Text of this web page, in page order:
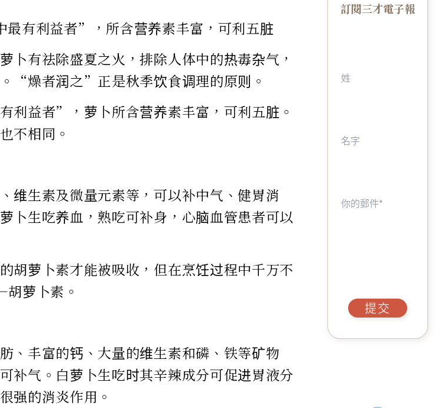
有利益者”，所含营养素丰富，可利五脏
卜有祛除盛夏之火，排除人体中的热毒杂气，
“燥者润之”正是秋季饮食调理的原则。
利益者”，萝卜所含营养素丰富，可利五脏。
不相同。
维生素及微量元素等，可以补中气、健胃消
卜生吃养血，熟吃可补身，心脑血管患者可以
胡萝卜素才能被吸收，但在烹饪过程中千万不
萝卜素。
、丰富的钙、大量的维生素和磷、铁等矿物
补气。白萝卜生吃时其辛辣成分可促进胃液分
强的消炎作用。
訂閱三才電子報
提交